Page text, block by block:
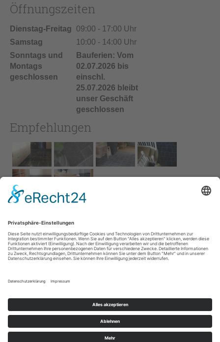
Öffnungszeiten
Dienstag-Freitag
09:00 - 17:00 Uhr
Samstag
10:00 - 14:00 Uhr
Sonntags und
Montags
geschlossen
Bauferien: Vom
02.07.2026 bis
einschl.
25.07.2026 bleibt
unser Geschäft
geschlossen
Empfehlungen
Impressum
AGB
Service
Cookie-Einstellungen Home Kontakt